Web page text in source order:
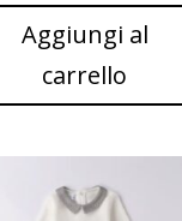
Aggiungi al
carrello